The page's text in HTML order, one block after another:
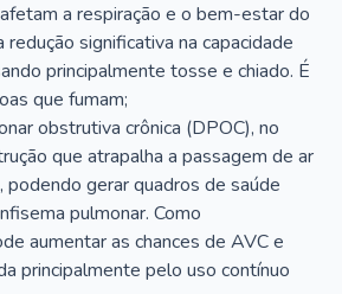
a respiração e o bem-estar do
redução significativa na capacidade
principalmente tosse e chiado. É
que fumam;
obstrutiva crônica (DPOC), no
que atrapalha a passagem de ar
podendo gerar quadros de saúde
pulmonar. Como
aumentar as chances de AVC e
principalmente pelo uso contínuo